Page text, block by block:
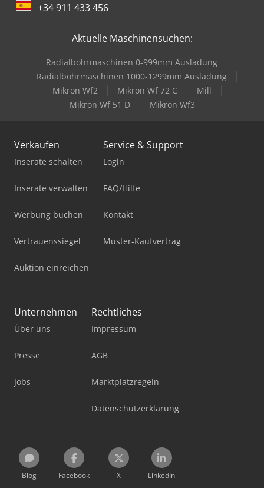
+34 911 433 456
Aktuelle Maschinensuchen:
Radialbohrmaschinen 0-999mm Ausladung
Radialbohrmaschinen 1000-1299mm Ausladung
Mikron Wf2
Mikron Wf 72 C
Mill
Mikron Wf 51 D
Mikron Wf3
Verkaufen
Inserate schalten
Inserate verwalten
Werbung buchen
Vertrauenssiegel
Auktion einreichen
Service & Support
Login
FAQ/Hilfe
Kontakt
Muster-Kaufvertrag
Unternehmen
Über uns
Presse
Jobs
Rechtliches
Impressum
AGB
Marktplatzregeln
Datenschutzerklärung
Blog Facebook X LinkedIn